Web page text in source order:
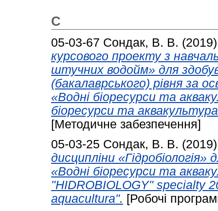
С
05-03-67 Сондак, В. В.
курсового проекту з
штучних водойм» для
(бакалаврського) рівня за
«Водні біоресурси та
біоресурси та
[Методичне забезпечення]
05-03-25 Сондак, В. В.
дисципліни
«Водні біоресурси та
"HIDROBIOLOGY" specialty
aquacultura". [Робочі